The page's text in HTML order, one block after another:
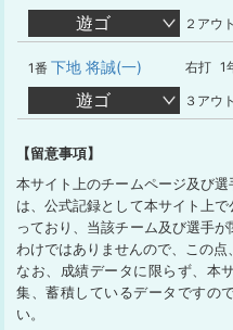
遊ゴ ２アウ
1番 下地 将誠(一) 右打 1
遊ゴ ３アウ
【留意事項】
本サイト上のチームページ及び
は、公式記録として本サイト上
っており、当該チーム及び選手
わけではありませんので、この点
なお、成績データに限らず、本
集、蓄積しているデータですの
い。